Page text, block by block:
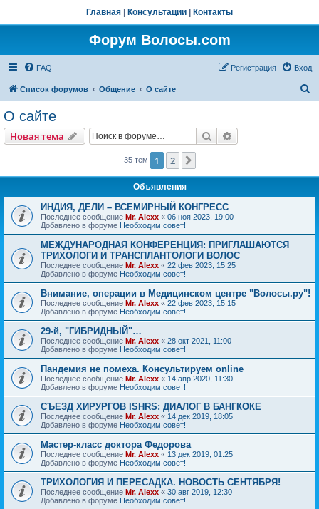
Главная Консультации Контакты
Форум Волосы.com
FAQ Вход
Регистрация
Список форумов Общение О сайте
О сайте
Новая тема Поиск
35 тем 1 2
Объявления
ИНДИЯ, ДЕЛИ – ВСЕМИРНЫЙ КОНГРЕСС
Последнее сообщение Mr. Alexx « 06 ноя 2023, 19:00
Добавлено в форуме Необходим совет!
МЕЖДУНАРОДНАЯ КОНФЕРЕНЦИЯ: ПРИГЛАШАЮТСЯ
ТРИХОЛОГИ И ТРАНСПЛАНТОЛОГИ ВОЛОС
Последнее сообщение Mr. Alexx « 22 фев 2023, 15:25
Добавлено в форуме Необходим совет!
Внимание, операции в Медицинском центре "Волосы.ру"!
Последнее сообщение Mr. Alexx « 22 фев 2023, 15:15
Добавлено в форуме Необходим совет!
29-й, "ГИБРИДНЫЙ"…
Последнее сообщение Mr. Alexx « 28 окт 2021, 11:00
Добавлено в форуме Необходим совет!
Пандемия не помеха. Консультируем online
Последнее сообщение Mr. Alexx « 14 апр 2020, 11:30
Добавлено в форуме Необходим совет!
СЪЕЗД ХИРУРГОВ ISHRS: ДИАЛОГ В БАНГКОКЕ
Последнее сообщение Mr. Alexx « 14 дек 2019, 18:05
Добавлено в форуме Необходим совет!
Мастер-класс доктора Федорова
Последнее сообщение Mr. Alexx « 13 дек 2019, 01:25
Добавлено в форуме Необходим совет!
ТРИХОЛОГИЯ И ПЕРЕСАДКА. НОВОСТЬ СЕНТЯБРЯ!
Последнее сообщение Mr. Alexx « 30 авг 2019, 12:30
Добавлено в форуме Необходим совет!